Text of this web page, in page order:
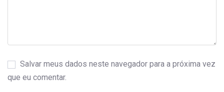
Salvar meus dados neste navegador para a próxima vez
que eu comentar.